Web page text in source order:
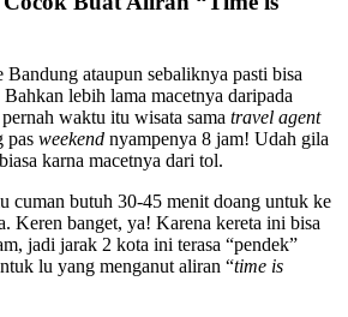
Bandung ataupun sebaliknya pasti bisa
lebih lama macetnya daripada
waktu itu wisata sama travel agent
pas weekend nyampenya 8 jam! Udah gila
karna macetnya dari tol.
cuman butuh 30-45 menit doang untuk ke
Keren banget, ya! Karena kereta ini bisa
jadi jarak 2 kota ini terasa “pendek”
lu yang menganut aliran “time is